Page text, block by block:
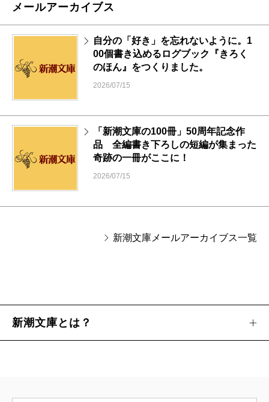
メールアーカイブス
自分の「好き」を忘れないように。1
00個書き込めるログブック『きろく
のほん』をつくりました。
2026/07/15
「新潮文庫の100冊」50周年記念作
品 全編書き下ろしの短編が集まった
奇跡の一冊がここに！
2026/07/15
新潮文庫メールアーカイブス一覧
新潮文庫とは？